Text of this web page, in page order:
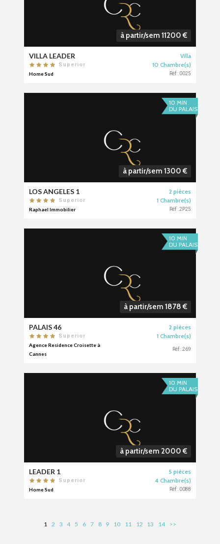
à partir/sem 11200 €
VILLA LEADER Villa
Superior 10 Chambre(s)
Home Sud Réf : 0025
10 MIN
DU PALAIS
à partir/sem 1300 €
LOS ANGELES 1 2 pièces
Superior 1 Chambre(s)
Raphael Immobilier Réf : 2P25
10 MIN
DU PALAIS
à partir/sem 1878 €
PALAIS 46 2 pièces
Superior 1 Chambre(s)
Agence Residence Croisette à
Cannes
Réf : 269
10 MIN
DU PALAIS
à partir/sem 2000 €
LEADER 1 5 pièces
Superior 4 Chambre(s)
Home Sud Réf : 0088
1 2 3 4 5 6 7 8 9 10 11 12 13 14 >>